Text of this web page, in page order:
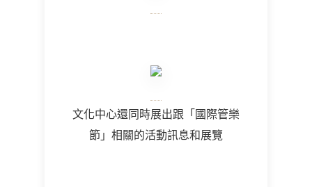
文化中心還同時展出跟「國際管樂
節」相關的活動訊息和展覽